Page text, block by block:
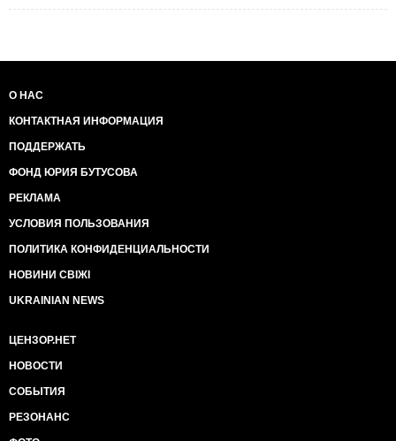
О НАС
КОНТАКТНАЯ ИНФОРМАЦИЯ
ПОДДЕРЖАТЬ
ФОНД ЮРИЯ БУТУСОВА
РЕКЛАМА
УСЛОВИЯ ПОЛЬЗОВАНИЯ
ПОЛИТИКА КОНФИДЕНЦИАЛЬНОСТИ
НОВИНИ СВІЖІ
UKRAINIAN NEWS
ЦЕНЗОР.НЕТ
НОВОСТИ
СОБЫТИЯ
РЕЗОНАНС